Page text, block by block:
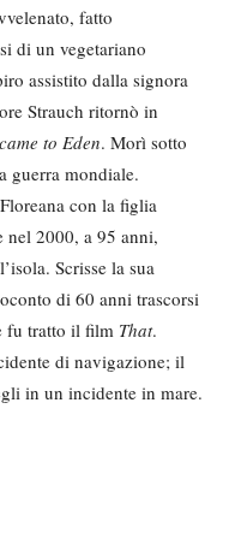
fatto
di un vegetariano
assistito dalla signora
Strauch ritornò in
to Eden. Morì sotto
guerra mondiale.
con la figlia
nel 2000, a 95 anni,
Scrisse la sua
di 60 anni trascorsi
fu tratto il film That.
di navigazione; il
in un incidente in mare.